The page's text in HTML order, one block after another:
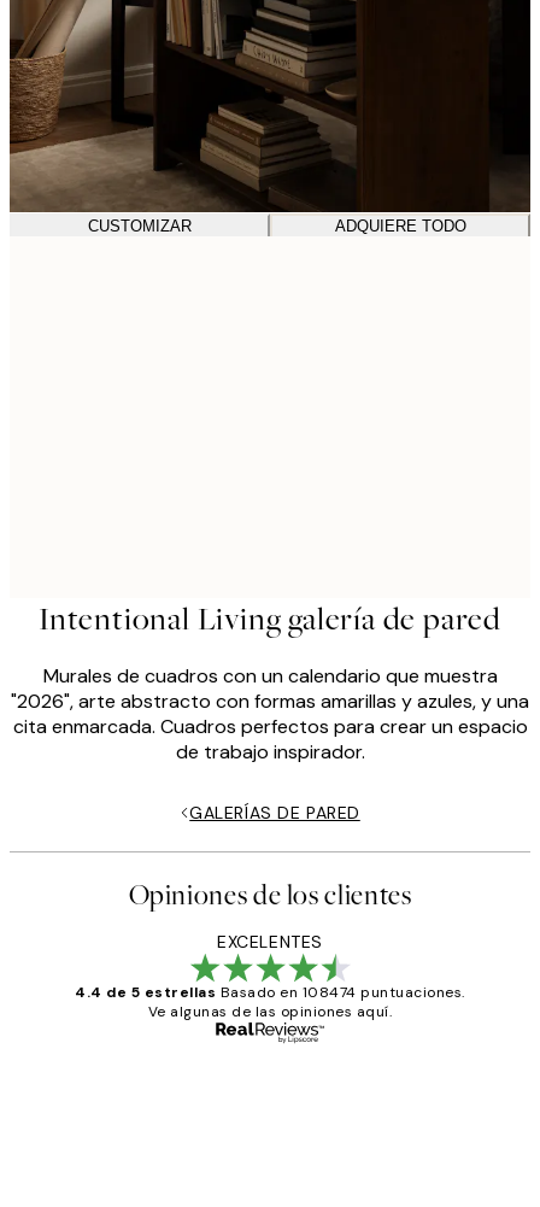
CUSTOMIZAR ADQUIERE TODO
Intentional Living galería de pared
Murales de cuadros con un calendario que muestra
"2026", arte abstracto con formas amarillas y azules, y una
cita enmarcada. Cuadros perfectos para crear un espacio
de trabajo inspirador.
GALERÍAS DE PARED
Opiniones de los clientes
EXCELENTES
4.4 de 5 estrellas Basado en 108474 puntuaciones.
Ve algunas de las opiniones aquí.